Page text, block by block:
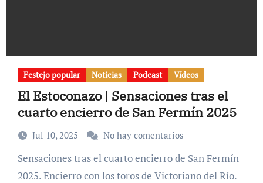
Festejo popular Noticias Podcast Vídeos
El Estoconazo | Sensaciones tras el
cuarto encierro de San Fermín 2025
Jul 10, 2025 No hay comentarios
Sensaciones tras el cuarto encierro de San Fermín
2025. Encierro con los toros de Victoriano del Río.